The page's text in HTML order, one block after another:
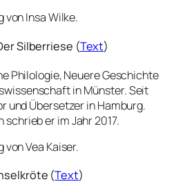
von Insa Wilke.
Silberriese (Text)
Philologie, Neuere Geschichte
in Münster. Seit
und Übersetzer in Hamburg.
er im Jahr 2017.
von Vea Kaiser.
(Text)